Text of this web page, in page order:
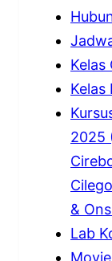
Kelas
2025
&
Lab